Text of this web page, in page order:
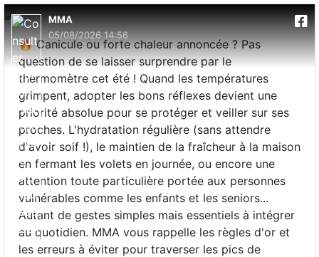
MMA
05/08/2026 14:56
🔥 Canicule ou forte chaleur annoncée ? Pas
question de se laisser surprendre par le
thermomètre cet été ! Quand les températures
grimpent, adopter les bons réflexes devient une
priorité absolue pour se protéger et veiller sur ses
proches. L'hydratation régulière (sans attendre
d'avoir soif !), le maintien de la fraîcheur à la maison
en fermant les volets en journée, ou encore une
attention toute particulière portée aux personnes
vulnérables comme les enfants et les seniors...
Autant de gestes simples mais essentiels à intégrer
au quotidien. MMA vous rappelle les règles d'or et
les erreurs à éviter pour traverser les pics de